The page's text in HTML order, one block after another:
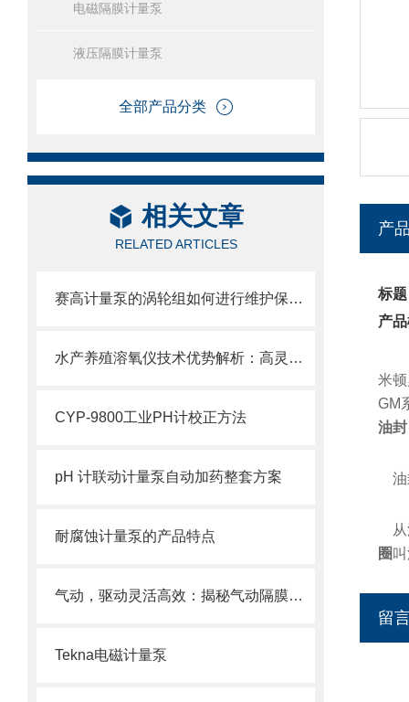
电磁隔膜计量泵
液压隔膜计量泵
全部产品分类
相关文章
RELATED ARTICLES
赛高计量泵的涡轮组如何进行维护保养？
水产养殖溶氧仪技术优势解析：高灵敏度、抗干扰强，适配各类水产养殖场景的核心亮点
CYP-9800工业PH计校正方法
pH 计联动计量泵自动加药整套方案
耐腐蚀计量泵的产品特点
气动，驱动灵活高效：揭秘气动隔膜泵的工作原理与应用优势
Tekna电磁计量泵
产
标
产
米
GM
油封
油
从
圈
留